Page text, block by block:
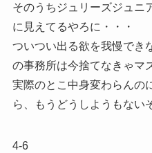
そのうちジュリーズジュニ
に見えてるやろに・・・
ついつい出る欲を我慢でき
の事務所は今捨てなきゃマ
実際のとこ中身変わらんの
ら、もうどうしようもない
4-6